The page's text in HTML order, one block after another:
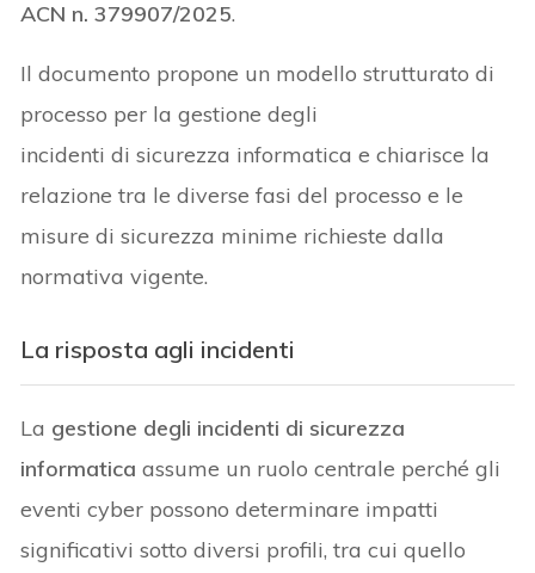
ACN n. 379907/2025.
Il documento propone un modello strutturato di
processo per la gestione degli
incidenti di sicurezza informatica e chiarisce la
relazione tra le diverse fasi del processo e le
misure di sicurezza minime richieste dalla
normativa vigente.
La risposta agli incidenti
La gestione degli incidenti di sicurezza
informatica assume un ruolo centrale perché gli
eventi cyber possono determinare impatti
significativi sotto diversi profili, tra cui quello